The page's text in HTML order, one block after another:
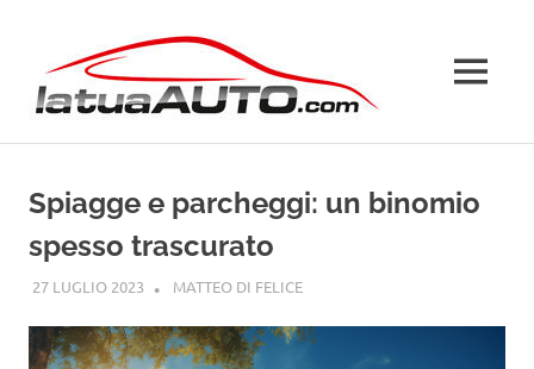
contenuto
MENU
Spiagge e parcheggi: un binomio
spesso trascurato
27 LUGLIO 2023 MATTEO DI FELICEGUIDE